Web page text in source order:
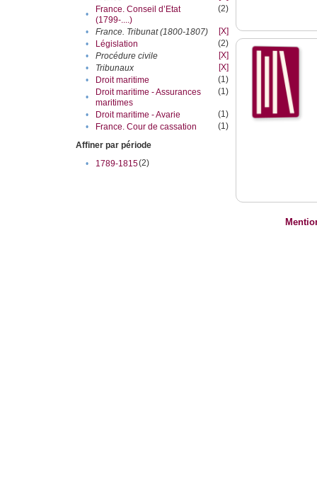
•
France. Conseil d’Etat
(1799-....)
(2)
• France. Tribunat (1800-1807)
[X]
•
Législation
(2)
•
Procédure civile
[X]
•
Tribunaux
[X]
•
Droit maritime
(1)
•
Droit maritime - Assurances
maritimes
(1)
• Droit maritime - Avarie
(1)
•
France. Cour de cassation
(1)
Affiner par période
•
1789-1815(2)